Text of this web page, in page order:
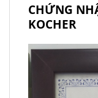
CHỨNG
KOCHER